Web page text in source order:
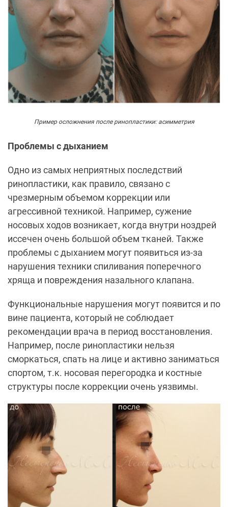
Пример осложнения после ринопластики: асимметрия
Проблемы с дыханием
Одно из самых неприятных последствий
ринопластики, как правило, связано с
чрезмерным объемом коррекции или
агрессивной техникой. Например, сужение
носовых ходов возникает, когда внутри ноздрей
иссечен очень большой объем тканей. Также
проблемы с дыханием могут появиться из-за
нарушения техники спиливания поперечного
хряща и повреждения назального клапана.
Функциональные нарушения могут появится и по
вине пациента, который не соблюдает
рекомендации врача в период восстановления.
Например, после ринопластики нельзя
сморкаться, спать на лице и активно заниматься
спортом, т.к. носовая перегородка и костные
структуры после коррекции очень уязвимы.